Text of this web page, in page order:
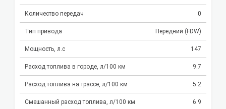
Количество передач 0
Тип привода Передний (FDW)
Мощность, л.с 147
Расход топлива в городе, л/100 км 9.7
Расход топлива на трассе, л/100 км 5.2
Смешанный расход топлива, л/100 км 6.9